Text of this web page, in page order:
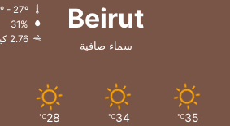
Beirut
سماء صافية
31%
2.76 كيلومتر/ساعة
35
℃
34
℃
28
℃